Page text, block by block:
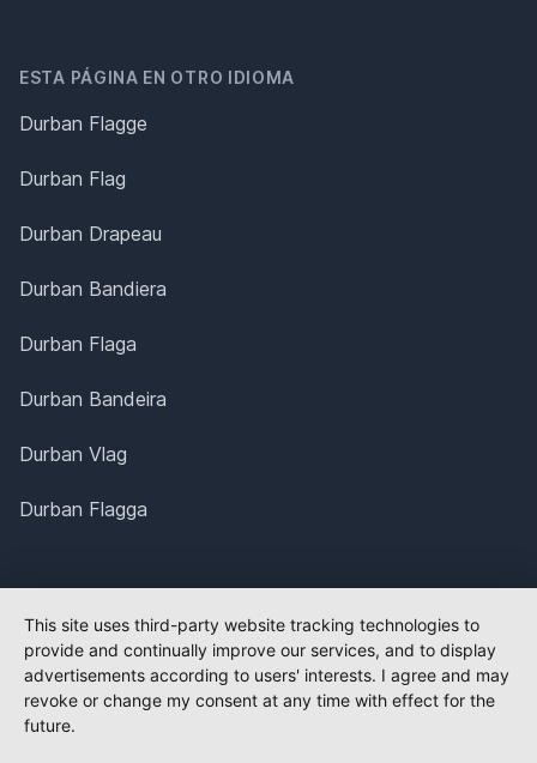
ESTA PÁGINA EN OTRO IDIOMA
Durban Flagge
Durban Flag
Durban Drapeau
Durban Bandiera
Durban Flaga
Durban Bandeira
Durban Vlag
Durban Flagga
This site uses third-party website tracking technologies to
provide and continually improve our services, and to display
advertisements according to users' interests. I agree and may
revoke or change my consent at any time with effect for the
future.